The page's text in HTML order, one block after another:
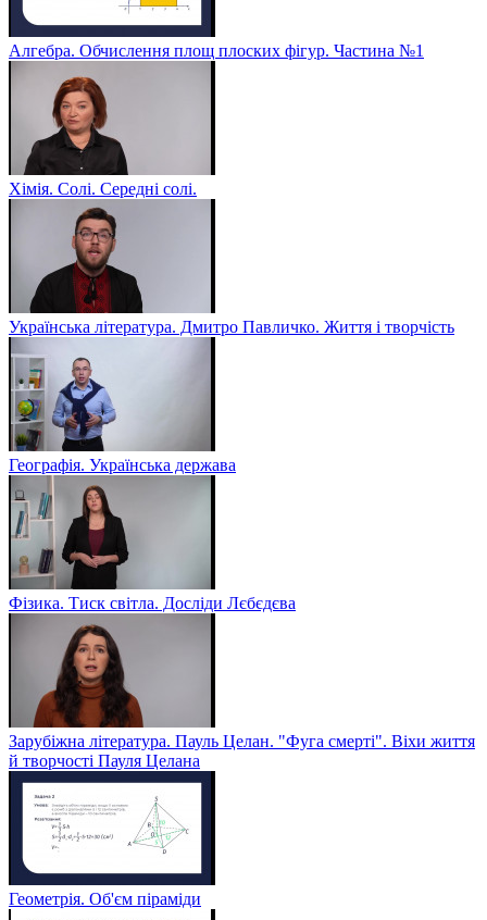
Алгебра. Обчислення площ плоских фігур. Частина №1
Хімія. Солі. Середні солі.
Українська література. Дмитро Павличко. Життя і творчість
Географія. Українська держава
Фізика. Тиск світла. Досліди Лєбєдєва
Зарубіжна література. Пауль Целан. "Фуга смерті". Віхи життя
й творчості Пауля Целана
Геометрія. Об'єм піраміди